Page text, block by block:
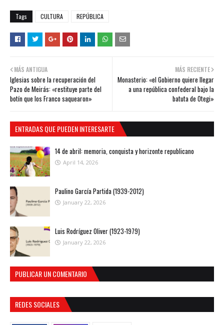
Tags CULTURA REPÚBLICA
MÁS RECIENTE
Monasterio: «el Gobierno quiere llegar
a una república confederal bajo la
batuta de Otegi»
MÁS ANTIGUA
Iglesias sobre la recuperación del
Pazo de Meirás: «restituye parte del
botín que los Franco saquearon»
ENTRADAS QUE PUEDEN INTERESARTE
14 de abril: memoria, conquista y horizonte republicano
April 14, 2026
Paulino García Partida (1939-2012)
January 22, 2026
Luis Rodríguez Oliver (1923-1979)
January 22, 2026
PUBLICAR UN COMENTARIO
REDES SOCIALES